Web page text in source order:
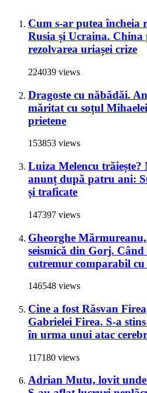
Cum s-ar putea
Rusia și Ucraina.
rezolvarea uriașei crize
224039 views
Dragoste cu năbădăi.
măritat cu soțul
prietene
153853 views
Luiza Melencu trăiește?
anunț după patru ani:
și traficate
147397 views
Gheorghe Mărmureanu,
seismică din Gorj. Când
cutremur comparabil cu
146548 views
Cine a fost Răsvan
Gabrielei Firea. S-a
în urma unui atac
117180 views
Adrian Mutu, lovit unde